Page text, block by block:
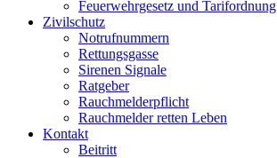
Feuerwehrgesetz und Tarifordnung
Zivilschutz
Notrufnummern
Rettungsgasse
Sirenen Signale
Ratgeber
Rauchmelderpflicht
Rauchmelder retten Leben
Kontakt
Beitritt